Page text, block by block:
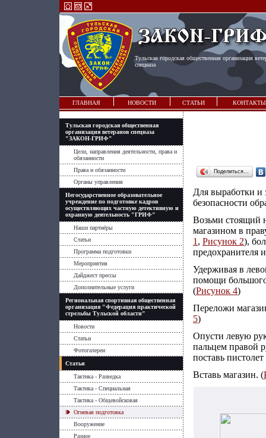
Тульская городская общественная организация
спецназа
ГЛАВНАЯ НОВОСТИ СТАТЬИ КОНТАКТЫ
Тульская городская общественная
организация ветеранов спецназа
"ЗАКОН-ГРИФ"
Цели, направления деятельности, права и
обязанности
Права и обязанности
Органы управления
Негосударственное образовательное
учреждение по подготовке кадров
осуществляющих частную детективную и
охранную деятельность "ГРИФ"
Наши партнёры
Статьи
Программа подготовки
Мероприятия
Дайджест прессы
Дополнительные услуги
Региональная спортивная общественная
организация "Федерация практической
стрельбы Тульской области"
Новости
Статьи
Фотогалереи
Статьи
Тактика - Разведка
Тактика - Специальная
Тактика - Общевойсковая
Огневая подготовка
Вооружение
Разное
Поделиться…
Для выработки и
безопасности
Возьми стоящий
магазином в
1 , Рисунок 2),
предохранителя
Удерживая в
помощи большого
(Рисунок 4)
Переложи
5)
Опусти левую
пальцем правой
поставь
Вставь магазин. (